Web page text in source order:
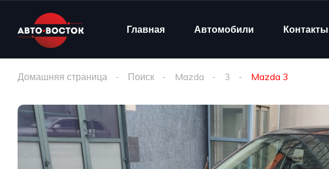
Главная Автомобили Контакты
Домашняя страница Поиск Mazda 3 Mazda 3